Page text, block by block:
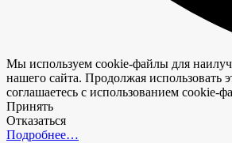
Мы используем cookie-файлы для
нашего сайта. Продолжая использовать
соглашаетесь с использованием cookie-
Принять
Отказаться
Подробнее…